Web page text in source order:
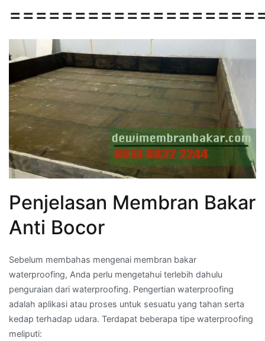
Penjelasan Membran Bakar
Anti Bocor
Sebelum membahas mengenai membran bakar
waterproofing, Anda perlu mengetahui terlebih dahulu
penguraian dari waterproofing. Pengertian waterproofing
adalah aplikasi atau proses untuk sesuatu yang tahan serta
kedap terhadap udara. Terdapat beberapa tipe waterproofing
meliputi: